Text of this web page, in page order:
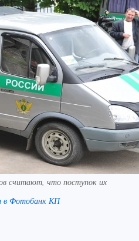
считают, что поступок их
в Фотобанк КП